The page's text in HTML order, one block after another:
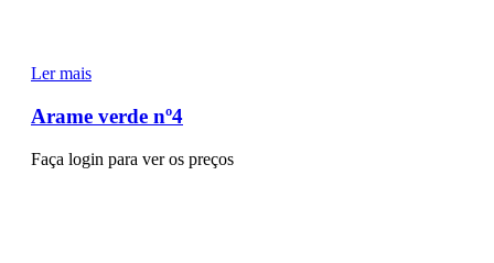
Ler mais
Arame verde nº4
Faça login para ver os preços